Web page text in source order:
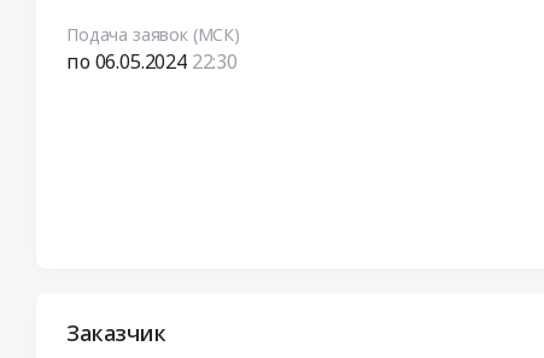
Подача заявок (МСК)
по 06.05.2024 22:30
Заказчик